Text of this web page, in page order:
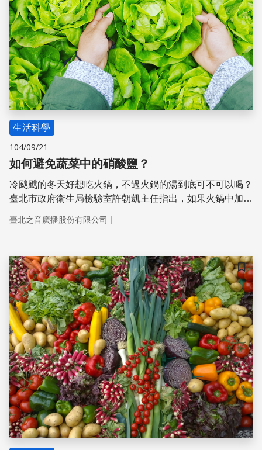
生活科學
104/09/21
如何避免蔬菜中的硝酸鹽？
冷颼颼的冬天好想吃火鍋，不過火鍋的湯到底可不可以喝？
臺北市政府衛生局檢驗室許朝凱主任指出，如果火鍋中加入
酸鹽就會跑進湯裡。但只要先熱水汆燙或經過「溫水」浸
臺北之音廣播股份有限公司 ｜
儲存